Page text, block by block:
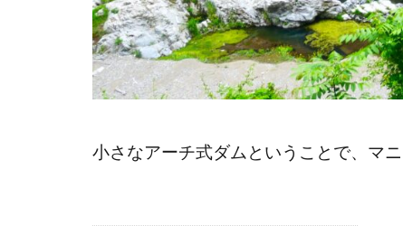
小さなアーチ式ダムということで、マ